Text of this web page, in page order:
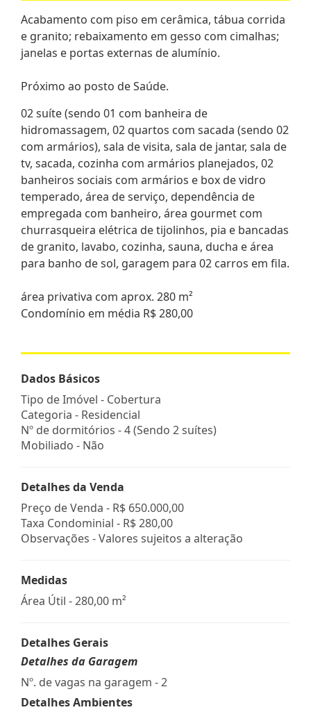
Acabamento com piso em cerâmica, tábua corrida
e granito; rebaixamento em gesso com cimalhas;
janelas e portas externas de alumínio.
Próximo ao posto de Saúde.
02 suíte (sendo 01 com banheira de
hidromassagem, 02 quartos com sacada (sendo 02
com armários), sala de visita, sala de jantar, sala de
tv, sacada, cozinha com armários planejados, 02
banheiros sociais com armários e box de vidro
temperado, área de serviço, dependência de
empregada com banheiro, área gourmet com
churrasqueira elétrica de tijolinhos, pia e bancadas
de granito, lavabo, cozinha, sauna, ducha e área
para banho de sol, garagem para 02 carros em fila.
área privativa com aprox. 280 m²
Condomínio em média R$ 280,00
Dados Básicos
Tipo de Imóvel - Cobertura
Categoria - Residencial
Nº de dormitórios - 4 (Sendo 2 suítes)
Mobiliado - Não
Detalhes da Venda
Preço de Venda - R$ 650.000,00
Taxa Condominial - R$ 280,00
Observações - Valores sujeitos a alteração
Medidas
Área Útil - 280,00 m²
Detalhes Gerais
Detalhes da Garagem
Nº. de vagas na garagem - 2
Detalhes Ambientes